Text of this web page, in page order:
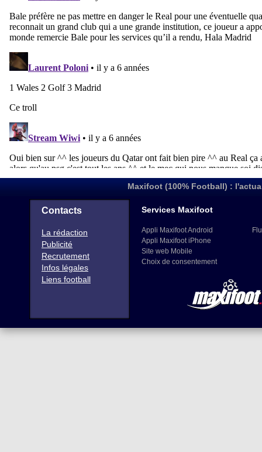
Maxifoot (100% Football) :
Contacts
La rédaction
Publicité
Recrutement
Infos légales
Liens football
Services Maxifoot
Appli Maxifoot Android
Appli Maxifoot iPhone
Site web Mobile
Choix de consentement